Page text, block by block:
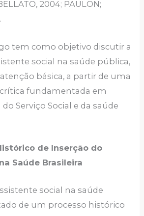
2004; PAULON;
tem como objetivo discutir a
social na saúde pública,
básica, a partir de uma
fundamentada em
Serviço Social e da saúde
de Inserção do
Saúde Brasileira
social na saúde
de um processo histórico